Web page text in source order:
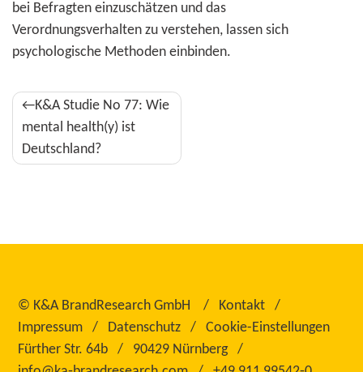
bei Befragten einzuschätzen und das
Verordnungsverhalten zu verstehen, lassen sich
psychologische Methoden einbinden.
Beitragsnavigation
K&A Studie No 77: Wie
mental health(y) ist
Deutschland?
© K&A BrandResearch GmbH
Kontakt
Impressum
Datenschutz
Cookie-Einstellungen
Fürther Str. 64b
90429 Nürnberg